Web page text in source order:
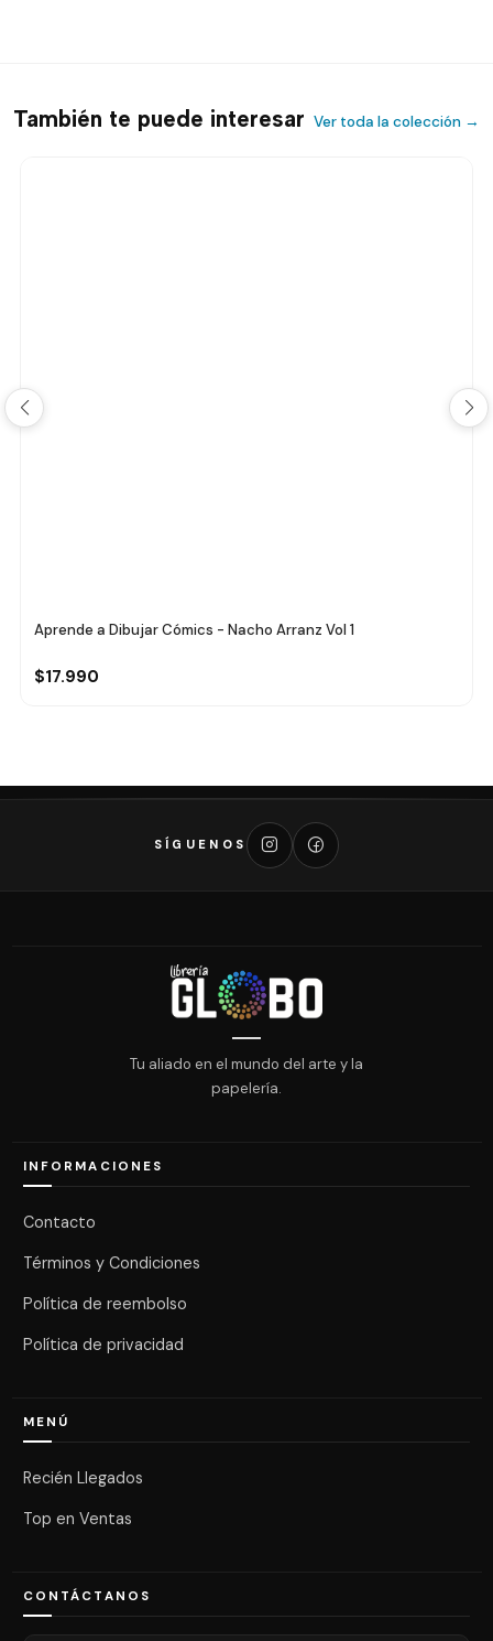
También te puede interesar Ver toda la colección →
Aprende a Dibujar Cómics - Nacho Arranz Vol 1
$17.990
SÍGUENOS
Tu aliado en el mundo del arte y la
papelería.
INFORMACIONES
Contacto
Términos y Condiciones
Política de reembolso
Política de privacidad
MENÚ
Recién Llegados
Top en Ventas
CONTÁCTANOS